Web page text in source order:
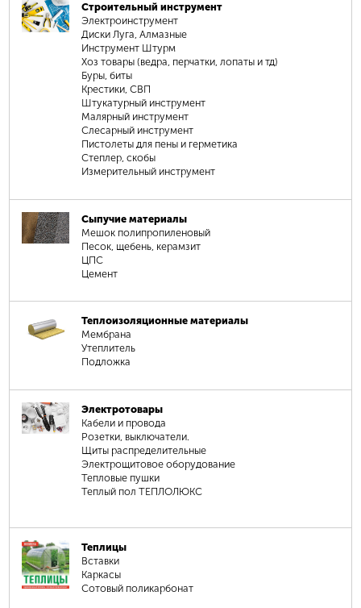
Строительный инструмент
Электроинструмент
Диски Луга, Алмазные
Инструмент Штурм
Хоз товары (ведра, перчатки, лопаты и тд)
Буры, биты
Крестики, СВП
Штукатурный инструмент
Малярный инструмент
Слесарный инструмент
Пистолеты для пены и герметика
Степлер, скобы
Измерительный инструмент
Сыпучие материалы
Мешок полипропиленовый
Песок, щебень, керамзит
ЦПС
Цемент
Теплоизоляционные материалы
Мембрана
Утеплитель
Подложка
Электротовары
Кабели и провода
Розетки, выключатели.
Щиты распределительные
Электрощитовое оборудование
Тепловые пушки
Теплый пол ТЕПЛОЛЮКС
Теплицы
Вставки
Каркасы
Сотовый поликарбонат